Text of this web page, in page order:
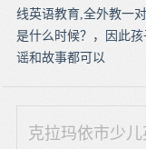
线英语教育,全外教一
是什么时候？，因此
谣和故事都可以
克拉玛依市少